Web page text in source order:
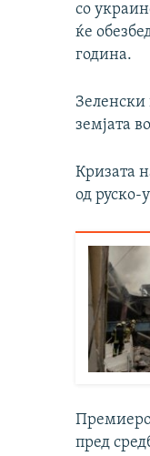
со
ќе
година.
Зеленски
земјата
Кризата
од руско-
пред